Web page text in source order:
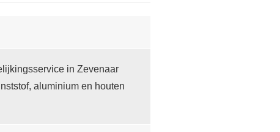
in Zevenaar
aluminium en houten